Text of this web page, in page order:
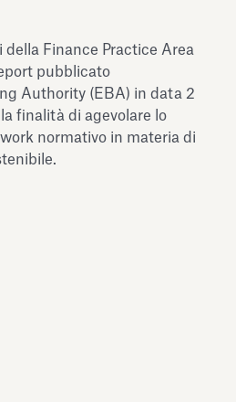
della Finance Practice Area
pubblicato
Authority (EBA) in data 2
finalità di agevolare lo
normativo in materia di